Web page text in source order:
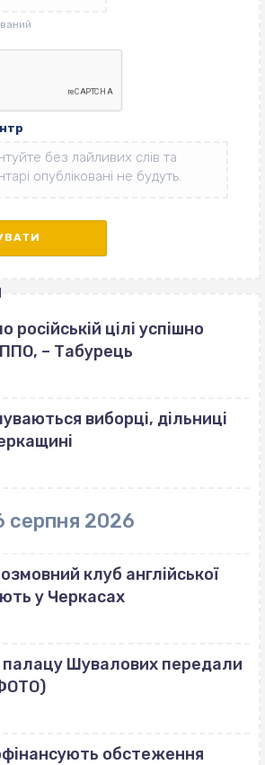
російській цілі успішно
– Табурець
виборці, дільниці
серпня 2026
клуб англійської
у Черкасах
палацу Шувалових передали
обстеження